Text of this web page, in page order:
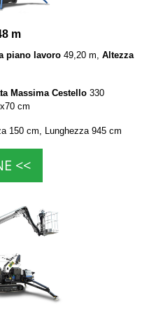
m
piano lavoro 49,20 m, Altezza
Massima Cestello 330
cm
150 cm, Lunghezza 945 cm
<<